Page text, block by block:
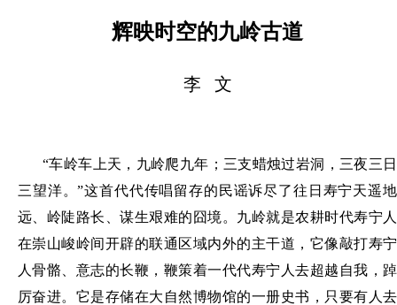
辉映时空的九岭古道
李 文
“车岭车上天，九岭爬九年；三支蜡烛过岩洞，三夜三日
三望洋。”这首代代传唱留存的民谣诉尽了往日寿宁天遥地
远、岭陡路长、谋生艰难的囧境。九岭就是农耕时代寿宁人
在崇山峻岭间开辟的联通区域内外的主干道，它像敲打寿宁
人骨骼、意志的长鞭，鞭策着一代代寿宁人去超越自我，踔
厉奋进。它是存储在大自然博物馆的一册史书，只要有人去